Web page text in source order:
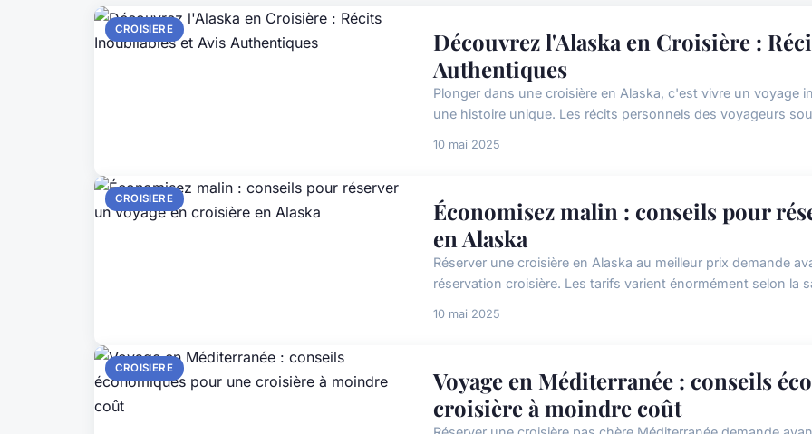
CROISIERE
Découvrez l'Alaska en Croisière :
Authentiques
Plonger dans une croisière en Alaska, c'est vivre un voyage
une histoire unique. Les récits personnels des voyageurs
10 mai 2025
CROISIERE
Économisez malin : conseils pour
en Alaska
Réserver une croisière en Alaska au meilleur prix demande
réservation croisière. Les tarifs varient énormément selon la
10 mai 2025
CROISIERE
Voyage en Méditerranée : conseils
croisière à moindre coût